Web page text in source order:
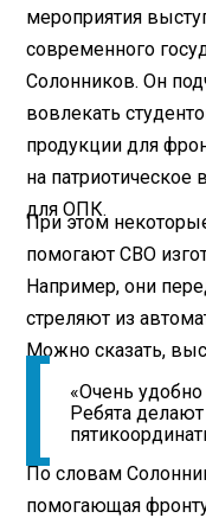
мероприятия
современного
Солонников. Он
вовлекать
продукции для
на патриотическое
для ОПК.
При этом
помогают СВО
Например, они
стреляют из
Можно сказать,
«Очень
Ребята
По словам
помогающая